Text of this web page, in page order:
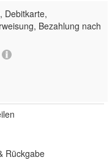
Debitkarte,
Bezahlung nach
Rückgabe